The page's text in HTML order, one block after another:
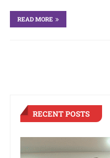
READ MORE
RECENT POSTS